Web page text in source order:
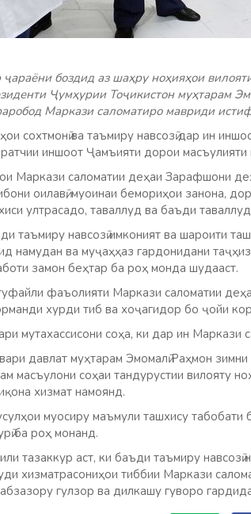
боздид аз шаҳру ноҳияҳои
Ҷумҳурии Тоҷикистон муҳтарам
Маркази саломатиро мавриди
сохтмонӣ ва таъмиру навсозӣ дар ин
иншоот Ҷамъияти дорои
Маркази саломатии деҳаи Зарафшони
оилавӣ, муоинаи бемориҳои занона,
ултрасадо, таваллуд ва баъди
таъмиру навсозӣ имконият ва шароити
намудан ва муҷаҳҳаз гардонидани
замон беҳтар ба роҳ монда шудааст.
фаъолияти Маркази саломатии
хурди тиб ва хоҷагидор бо ҷойи
мутахассисони соҳа, ки дар ин
давлат муҳтарам Эмомалӣ Раҳмон
масъулони соҳаи тандурустии вилояту
хизмат намоянд.
муосиру маъмули ташхису
ба роҳ монанд.
тазаккур аст, ки баъди таъмиру
хизматрасониҳои тиббии Маркази
гулзор ва дилкашу гуворо